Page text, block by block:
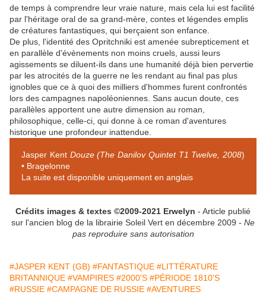
de temps à comprendre leur vraie nature, mais cela lui est facilité
par l'héritage oral de sa grand-mère, contes et légendes emplis
de créatures fantastiques, qui berçaient son enfance.
De plus, l'identité des Opritchniki est amenée subrepticement et
en parallèle d'évènements non moins cruels, aussi leurs
agissements se diluent-ils dans une humanité déjà bien pervertie
par les atrocités de la guerre ne les rendant au final pas plus
ignobles que ce à quoi des milliers d'hommes furent confrontés
lors des campagnes napoléoniennes. Sans aucun doute, ces
parallèles apportent une autre dimension au roman,
philosophique, celle-ci, qui donne à ce roman d'aventures
historique une profondeur inattendue.
Jasper Kent Douze (The Danilov Quintet T1 Twelve, 2008)
• Bragelonne
La suite est disponible uniquement en anglais
Crédits images & textes ©2009-2021 Erwelyn - Article publié
sur l'ancien blog de la librairie Soleil Vert en décembre 2009 - Ne
pas reproduire sans autorisation
#JASPER KENT (GB) #FANTASTIQUE #LITTÉRATURE
BRITANNIQUE #VAMPIRES #2000'S #PÉRIODE 1810'S
#RUSSIE #CAMPAGNE DE RUSSIE #AVENTURES